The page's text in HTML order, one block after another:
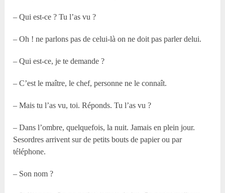
– Qui est-ce ? Tu l’as vu ?
– Oh ! ne parlons pas de celui-là on ne doit pas parler delui.
– Qui est-ce, je te demande ?
– C’est le maître, le chef, personne ne le connaît.
– Mais tu l’as vu, toi. Réponds. Tu l’as vu ?
– Dans l’ombre, quelquefois, la nuit. Jamais en plein jour.
Sesordres arrivent sur de petits bouts de papier ou par
téléphone.
– Son nom ?